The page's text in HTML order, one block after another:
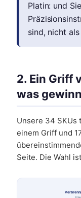
Platin: und
sind, nicht
2. Ein Griff
was
Unsere 34 SKUs
einem Griff und
Seite. Die Wahl